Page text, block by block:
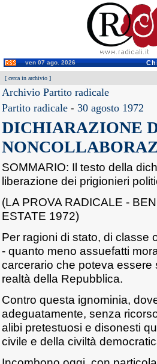
ven 07 ago. 2026
[ cerca in archivio ]
Archivio Partito radicale
Partito radicale - 30 agosto 1972
DICHIARAZIONE
SOMMARIO: Il testo della
liberazione dei prigionieri
(LA PROVA RADICALE -
ESTATE 1972)
Per ragioni di stato, di classe
- quanto meno assuefatti
carcerario che poteva
realtà della Repubblica.
Contro questa ignominia,
adeguatamente, senza
alibi pretestuosi e disonesti
civile e della civiltà